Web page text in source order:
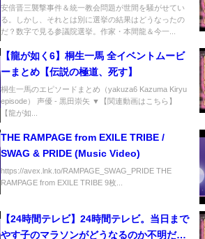
の結果はどうなったのだ？数字で見る参議
院選挙。作家・本間龍＆今一生。一月万冊
安倍晋三襲撃事件＆統一教会問題が世間を騒がせてい
る。しかし、それとは別に選挙の結果はどうなったの
だ？数字で見る参議院選挙。作家・本間龍＆今一...
【龍が如く6】桐生一馬 全イベントムービ
ーまとめ【伝説の極道、死す】
桐生一馬のエピソードまとめ（yakuza6 Kazuma Kiryu
episode） 声優 - 黒田崇矢 ▼【関連動画はこちら】
【龍が如...
THE RAMPAGE from EXILE TRIBE /
SWAG & PRIDE (Music Video)
https://avex.lnk.to/RAMPAGE_SWAG_PRIDE THE
RAMPAGE from EXILE TRIBE 9枚...
【24時間テレビ】24時間テレビ。当日まで
やす子のマラソンがどうなるのか不明だっ